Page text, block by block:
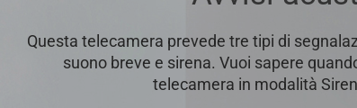
Questa telecamera prevede tre tipi di
suono breve e sirena. Vuoi sapere
telecamera in modalità